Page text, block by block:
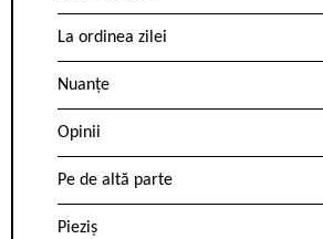
La ordinea zilei
Nuanțe
Opinii
Pe de altă parte
Pieziș